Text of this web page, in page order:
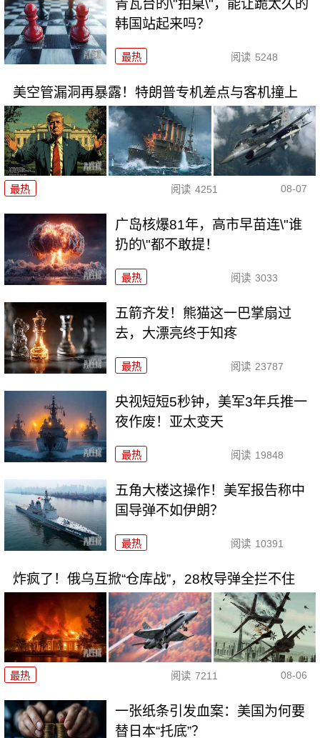
青瓦台的\"拍桌\"，能让跪太久的
韩国站起来吗？
最热 阅读 5248
美空管漏洞再暴露！特朗普专机差点与客机撞上
最热 阅读 4251 08-07
广岛核爆81年，高市早苗连\"谁
扔的\"都不敢提！
最热 阅读 3033
五箭齐发！熊猫这一巴掌扇过
去，大漂亮终于知疼
最热 阅读 23787
央视短短5秒钟，美军3年兵推一
夜作废！亚太变天
最热 阅读 19848
五角大楼这操作！美军报告称中
国导弹不如伊朗？
最热 阅读 10391
炸疯了！俄乌互掀“仓库战”，28枚导弹全拦不住
最热 阅读 7211 08-06
一张纸条引发血案：美国为何要
替日本“托底”？